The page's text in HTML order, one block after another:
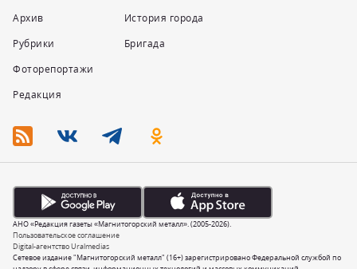
Архив
Рубрики
Фоторепортажи
Редакция
История города
Бригада
Сетевое издание "Магнитогорский металл" (16+) зарегистрировано Федеральной службой по
Пользовательское соглашение
Digital-агентство Uralmedias
АНО «Редакция газеты «Магнитогорский металл». (2005-2026).